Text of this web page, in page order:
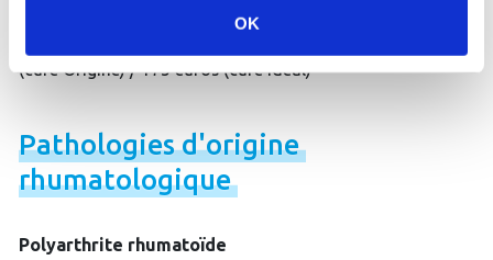
OK
(cure Origine) / 175 euros (cure Idéal)
Pathologiesd'origine
rhumatologique
Polyarthrite rhumatoïde